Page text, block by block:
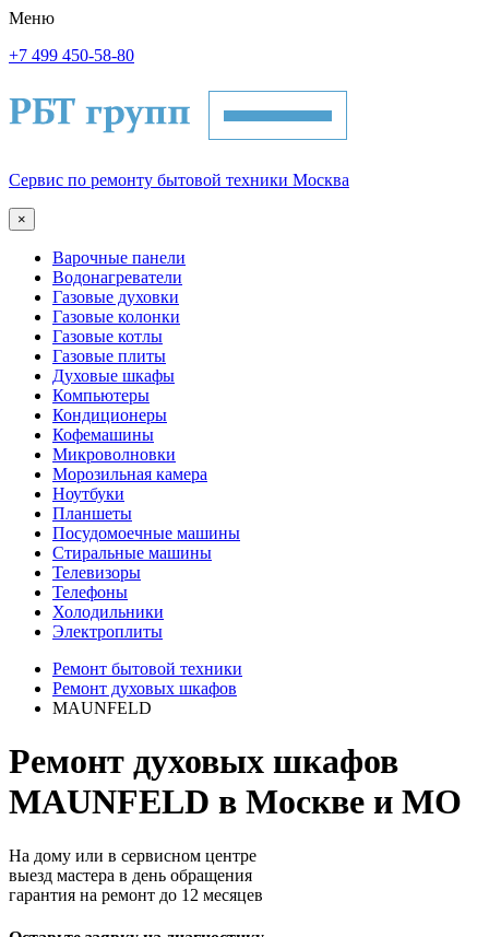
Меню
+7 499 450-58-80
Сервис по ремонту бытовой техники Москва
×
Варочные панели
Водонагреватели
Газовые духовки
Газовые колонки
Газовые котлы
Газовые плиты
Духовые шкафы
Компьютеры
Кондиционеры
Кофемашины
Микроволновки
Морозильная камера
Ноутбуки
Планшеты
Посудомоечные машины
Стиральные машины
Телевизоры
Телефоны
Холодильники
Электроплиты
Ремонт бытовой техники
Ремонт духовых шкафов
MAUNFELD
Ремонт духовых шкафов
MAUNFELD в Москве и МО
На дому или в сервисном центре
выезд мастера в день обращения
гарантия на ремонт до 12 месяцев